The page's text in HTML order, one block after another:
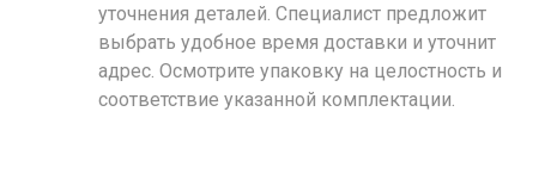
уточнения деталей. Специалист предложит
выбрать удобное время доставки и уточнит
адрес. Осмотрите упаковку на целостность и
соответствие указанной комплектации.